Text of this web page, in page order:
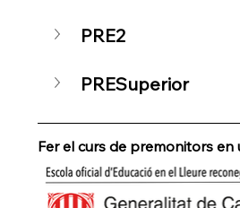
PRE2
PRESuperior
Fer el curs de premonitors en